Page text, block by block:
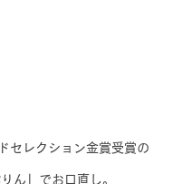
セレクション金賞受賞の
ん」でお口直し。